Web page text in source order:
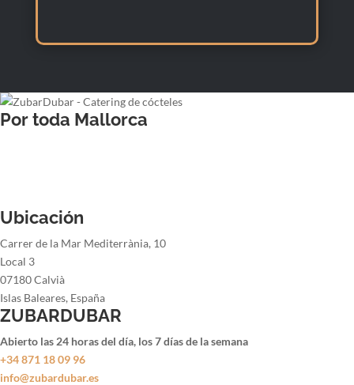
Por toda Mallorca
Ubicación
Carrer de la Mar Mediterrània, 10
Local 3
07180 Calvià
Islas Baleares, España
ZUBARDUBAR
Abierto las 24 horas del día, los 7 días de la semana
+34 871 18 09 96
info@zubardubar.es